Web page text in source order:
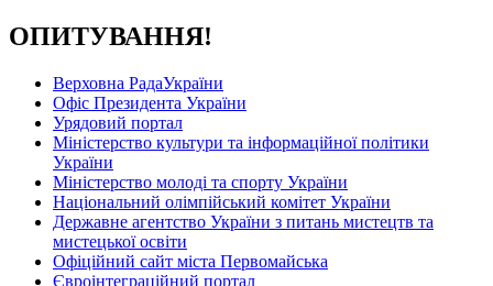
ОПИТУВАННЯ!
Верховна РадаУкраїни
Офіс Президента України
Урядовий портал
Міністерство культури та інформаційної політики
України
Міністерство молоді та спорту України
Національний олімпійський комітет України
Державне агентство України з питань мистецтв та
мистецької освіти
Офіційний сайт міста Первомайська
Євроінтеграційний портал